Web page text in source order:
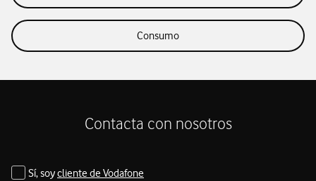
Consumo
Contacta con nosotros
Sí, soycliente de Vodafone